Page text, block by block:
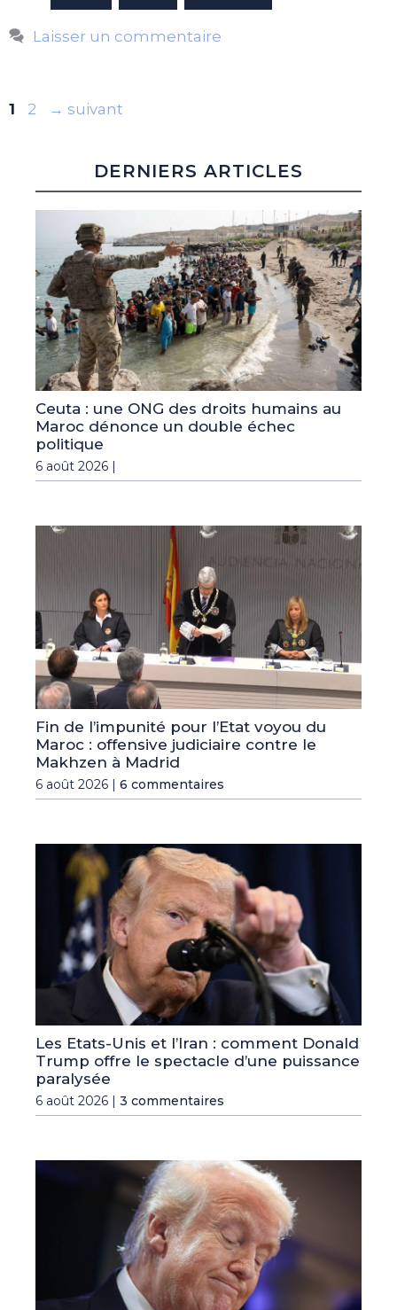
Laisser un commentaire
Page
1 Page
2 → suivant
DERNIERS ARTICLES
Ceuta : une ONG des droits humains au
Maroc dénonce un double échec
politique
6 août 2026 |
Fin de l’impunité pour l’Etat voyou du
Maroc : offensive judiciaire contre le
Makhzen à Madrid
6 août 2026 | 6 commentaires
Les Etats-Unis et l’Iran : comment Donald
Trump offre le spectacle d’une puissance
paralysée
6 août 2026 | 3 commentaires